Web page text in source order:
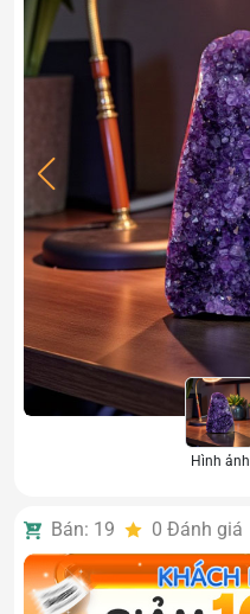
Hình ảnh
Bán: 19 0 Đánh giá